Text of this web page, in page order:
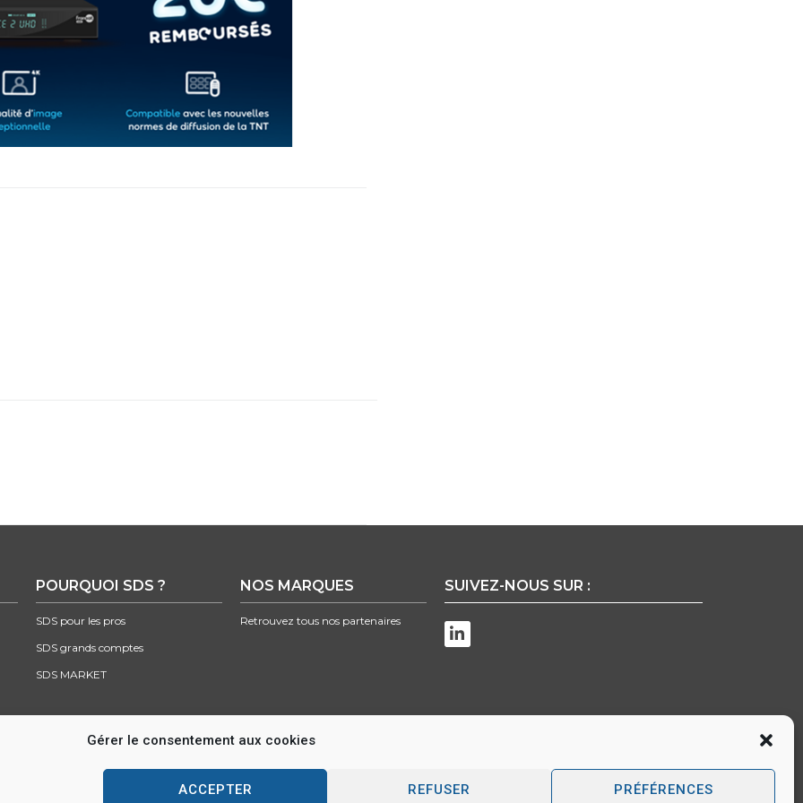
Gérer le consentement aux cookies
ACCEPTER REFUSER PRÉFÉRENCES
POURQUOI SDS ?
SDS pour les pros
SDS grands comptes
SDS MARKET
NOS MARQUES
Retrouvez tous nos partenaires
SUIVEZ-NOUS SUR :